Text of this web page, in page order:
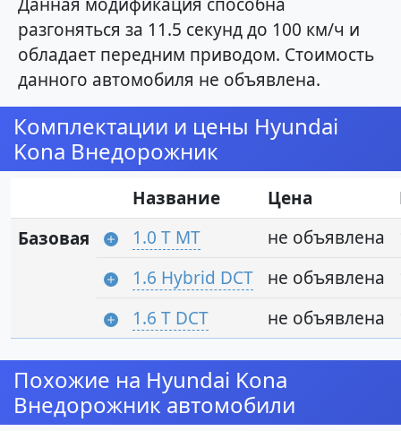
разгоняться за 11.5 секунд до 100 км/ч и
обладает передним приводом. Стоимость
данного автомобиля не объявлена.
Комплектации и цены Hyundai
Kona Внедорожник
Название Цена
Базовая
1.0 T MT не объявлена
1.6 Hybrid DCT
не объявлена
1.6 T DCT
не объявлена
Похожие на Hyundai Kona
Внедорожник автомобили